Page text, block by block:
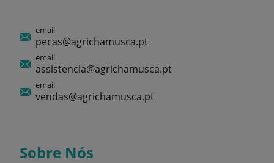
email
pecas@agrichamusca.pt
email
assistencia@agrichamusca.pt
email
vendas@agrichamusca.pt
Sobre Nós